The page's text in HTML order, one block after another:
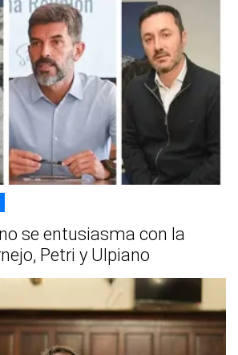
se entusiasma con la
Petri y Ulpiano